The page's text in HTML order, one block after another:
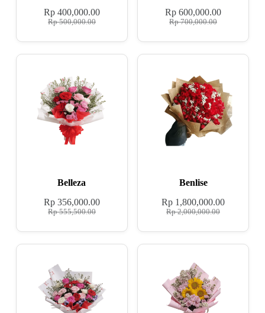
Rp500,000.00
Rp400,000.00
Rp700,000.00
Rp 600,000.00
Belleza
Rp555,500.00
Rp356,000.00
Benlise
Rp2,000,000.00
Rp 1,800,000.00